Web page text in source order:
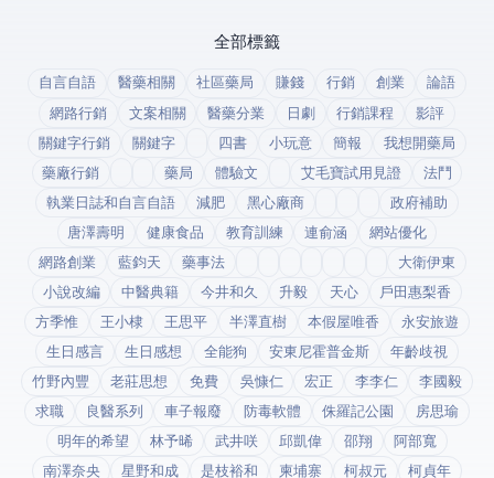
全部標籤
自言自語 醫藥相關 社區藥局 賺錢 行銷 創業
論語
網路行銷
文案相關 醫藥分業 日劇 行銷課程
影評
關鍵字行銷
關鍵字 四書 小玩意 簡報
我想開藥局
藥廠行銷
藥局 體驗文 艾毛寶試用見證
法鬥
執業日誌和自言自語
減肥 黑心廠商
政府補助
唐澤壽明
健康食品 教育訓練 連俞涵
網站優化
網路創業
藍鈞天 藥事法
大衛伊東
小說改編
中醫典籍 今井和久 升毅 天心
戶田惠梨香
方季惟
王小棣 王思平 半澤直樹 本假屋唯香
永安旅遊
生日感言
生日感想 全能狗 安東尼霍普金斯
年齡歧視
竹野內豐
老莊思想 免費 吳慷仁 宏正 李李仁
李國毅
求職
良醫系列 車子報廢 防毒軟體 侏羅記公園
房思瑜
明年的希望
林予晞 武井咲 邱凱偉 邵翔
阿部寬
南澤奈央
星野和成 是枝裕和 柬埔寨 柯叔元 柯貞年